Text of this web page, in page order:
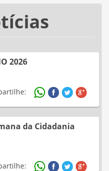
2026
da Cidadania